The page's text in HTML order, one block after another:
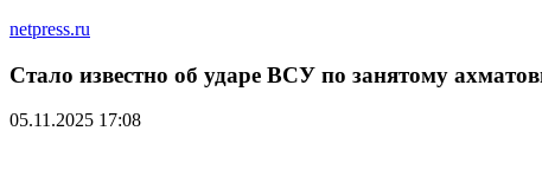
netpress.ru
Стало известно об ударе ВСУ по занятому
05.11.2025 17:08